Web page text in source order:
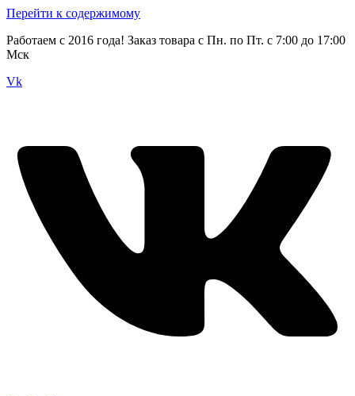
Перейти к содержимому
Работаем с 2016 года! Заказ товара с Пн. по Пт. с 7:00 до 17:00
Мск
Vk